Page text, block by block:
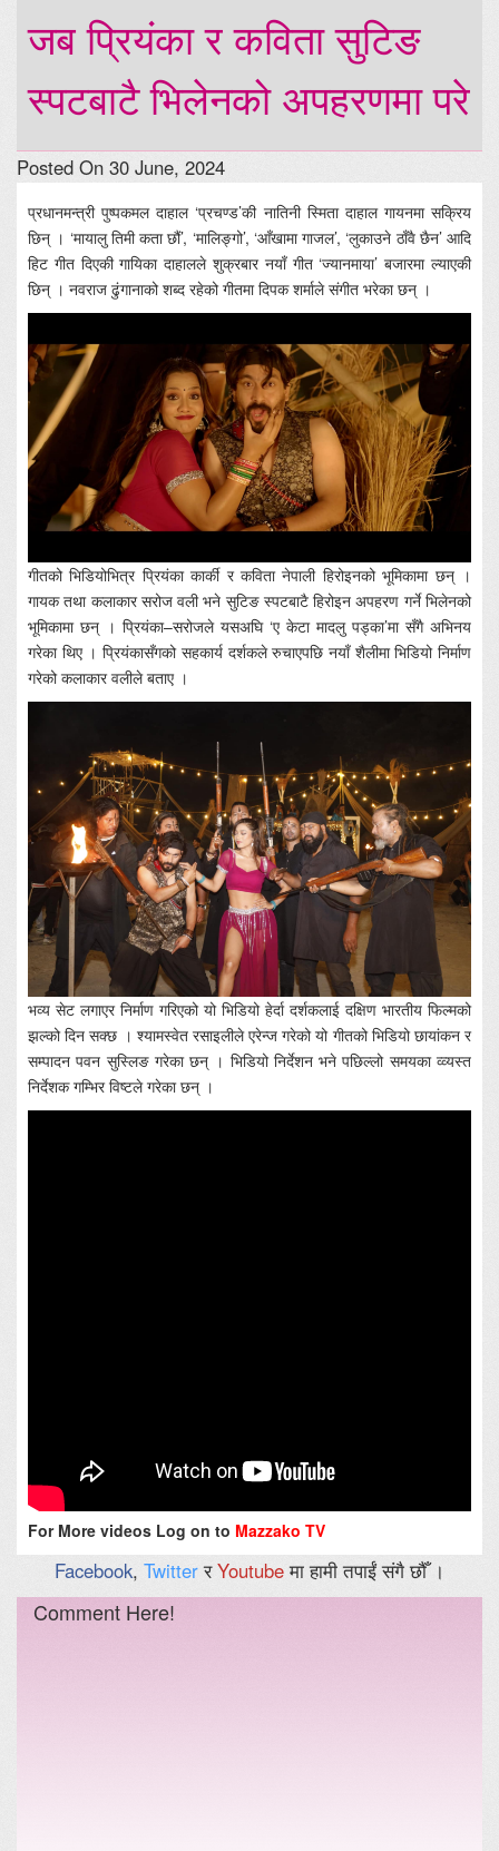
जब प्रियंका र कविता सुटिङ
स्पटबाटै भिलेनको अपहरणमा परे
Posted On 30 June, 2024
प्रधानमन्त्री पुष्पकमल दाहाल ‘प्रचण्ड’की नातिनी स्मिता दाहाल गायनमा सक्रिय
छिन् । ‘मायालु तिमी कता छौं’, ‘मालिङ्गो’, ‘आँखामा गाजल’, ‘लुकाउने ठाँवै छैन’ आदि
हिट गीत दिएकी गायिका दाहालले शुक्रबार नयाँ गीत ‘ज्यानमाया’ बजारमा ल्याएकी
छिन् । नवराज ढुंगानाको शब्द रहेको गीतमा दिपक शर्माले संगीत भरेका छन् ।
गीतको भिडियोभित्र प्रियंका कार्की र कविता नेपाली हिरोइनको भूमिकामा छन् ।
गायक तथा कलाकार सरोज वली भने सुटिङ स्पटबाटै हिरोइन अपहरण गर्ने भिलेनको
भूमिकामा छन् । प्रियंका–सरोजले यसअघि ‘ए केटा मादलु पड्का’मा सँगै अभिनय
गरेका थिए । प्रियंकासँगको सहकार्य दर्शकले रुचाएपछि नयाँ शैलीमा भिडियो निर्माण
गरेको कलाकार वलीले बताए ।
भव्य सेट लगाएर निर्माण गरिएको यो भिडियो हेर्दा दर्शकलाई दक्षिण भारतीय फिल्मको
झल्को दिन सक्छ । श्यामस्वेत रसाइलीले एरेन्ज गरेको यो गीतको भिडियो छायांकन र
सम्पादन पवन सुस्लिङ गरेका छन् । भिडियो निर्देशन भने पछिल्लो समयका व्व्यस्त
निर्देशक गम्भिर विष्टले गरेका छन् ।
For More videos Log on to Mazzako TV
Facebook, TwitterरYoutubeमा हामी तपाईं संगै छौँ ।
Comment Here!